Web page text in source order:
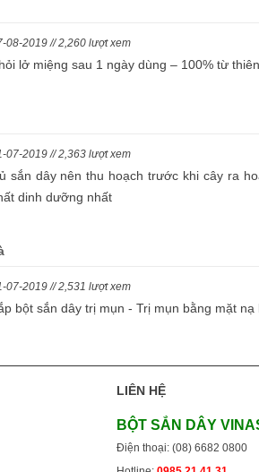
08-2019 // 2,260 lượt xem
lở miệng sau 1 ngày dùng – 100% từ
07-2019 // 2,363 lượt xem
sắn dây nên thu hoạch trước khi cây ra
dinh dưỡng nhất
07-2019 // 2,531 lượt xem
bột sắn dây trị mụn - Trị mụn bằng mặt
LIÊN HỆ
BỘT SẮN DÂY
Điện thoại: (08) 6682 0800